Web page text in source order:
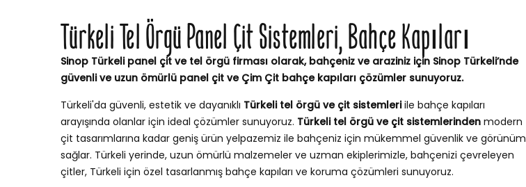
Türkeli Tel Örgü Panel Çit Sistemleri, Bahçe Kapıları
Sinop Türkeli panel çit ve tel örgü firması olarak, bahçeniz ve araziniz için Sinop Türkeli’nde
güvenli ve uzun ömürlü panel çit ve Çim Çit bahçe kapıları çözümler sunuyoruz.
Türkeli'da güvenli, estetik ve dayanıklı Türkeli tel örgü ve çit sistemleriile bahçe kapıları
arayışında olanlar için ideal çözümler sunuyoruz. Türkeli tel örgü ve çit sistemlerinden modern
çit tasarımlarına kadar geniş ürün yelpazemiz ile bahçeniz için mükemmel güvenlik ve görünüm
sağlar. Türkeli yerinde, uzun ömürlü malzemeler ve uzman ekiplerimizle, bahçenizi çevreleyen
çitler, Türkeli için özel tasarlanmış bahçe kapıları ve koruma çözümleri sunuyoruz.